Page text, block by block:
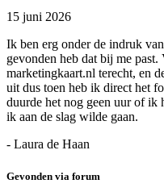
15 juni 2026
Ik ben erg onder de indruk
gevonden heb dat bij me
marketingkaart.nl terecht, en
uit dus toen heb ik direct het
duurde het nog geen uur of ik
ik aan de slag wilde gaan.
- Laura de Haan
Gevonden via forum